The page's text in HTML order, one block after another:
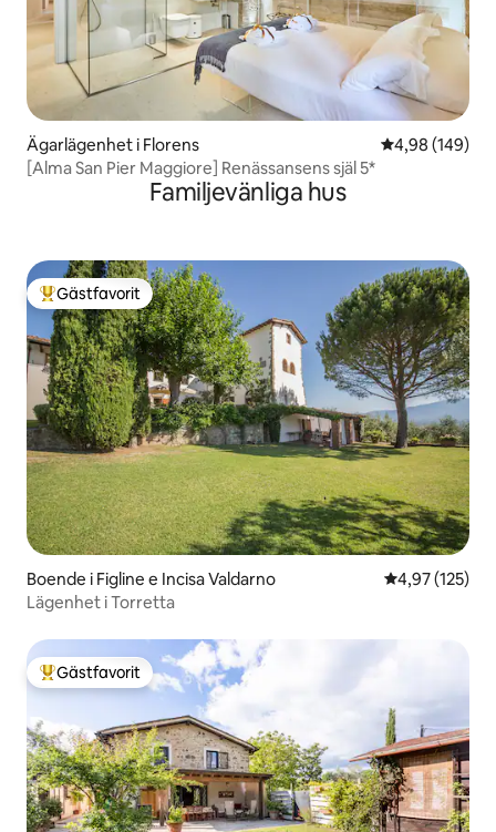
Ägarlägenhet i Florens 4,98 av 5 i
4,98 (149)
[Alma San Pier Maggiore] Renässansens själ 5*
Familjevänliga hus
Populär gästfavorit
Gästfavorit
Boende i Figline e Incisa Valdarno 4,97 av 5 i
4,97 (125)
Lägenhet i Torretta
Populär gästfavorit
Gästfavorit